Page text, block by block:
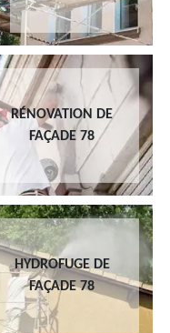
RÉNOVATION DE
FAÇADE 78
HYDROFUGE DE
FAÇADE 78